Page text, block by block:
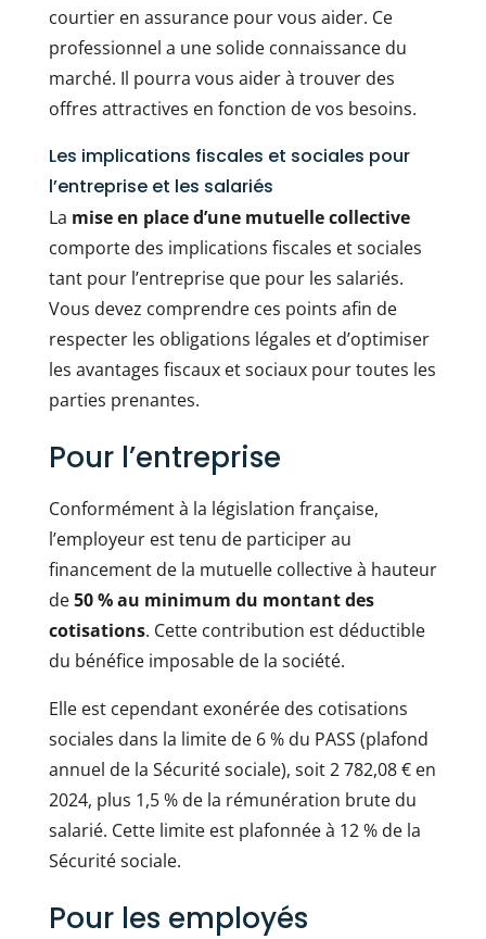
courtier en assurance pour vous aider. Ce
professionnel a une solide connaissance du
marché. Il pourra vous aider à trouver des
offres attractives en fonction de vos besoins.
Les implications fiscales et sociales pour
l’entreprise et les salariés
La mise en place d’une mutuelle collective
comporte des implications fiscales et sociales
tant pour l’entreprise que pour les salariés.
Vous devez comprendre ces points afin de
respecter les obligations légales et d’optimiser
les avantages fiscaux et sociaux pour toutes les
parties prenantes.
Pour l’entreprise
Conformément à la législation française,
l’employeur est tenu de participer au
financement de la mutuelle collective à hauteur
de50 % au minimum du montant des
cotisations. Cette contribution est déductible
du bénéfice imposable de la société.
Elle est cependant exonérée des cotisations
sociales dans la limite de 6 % du PASS (plafond
annuel de la Sécurité sociale), soit 2 782,08 € en
2024, plus 1,5 % de la rémunération brute du
salarié. Cette limite est plafonnée à 12 % de la
Sécurité sociale.
Pour les employés